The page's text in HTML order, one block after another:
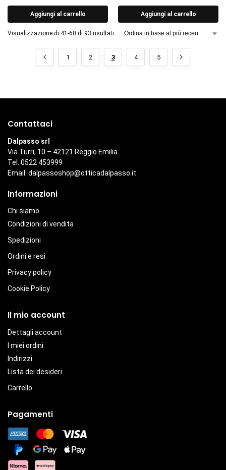
Aggiungi al carrello Aggiungi al carrello
Visualizzazione di 41-60 di 93 risultati
1 2 3 4 5
Contattaci
Dalpasso srl
Via Turri, 10 – 42121 Reggio Emilia
Tel. 0522 453999
Email: dalpassoshop@otticadalpasso.it
Informazioni
Chi siamo
Condizioni di vendita
Spedizioni
Ordini e resi
Privacy policy
Cookie Policy
Il mio account
Dettagli account
I miei ordini
Indirizzi
Lista dei desideri
Carrello
Pagamenti